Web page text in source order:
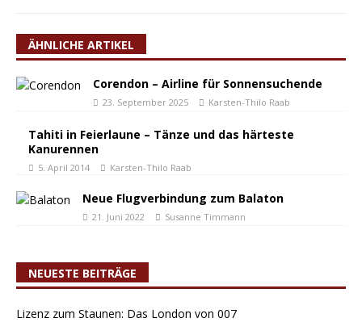
ÄHNLICHE ARTIKEL
Corendon – Airline für Sonnensuchende
23. September 2025 Karsten-Thilo Raab
Tahiti in Feierlaune – Tänze und das härteste
Kanurennen
5. April 2014 Karsten-Thilo Raab
Neue Flugverbindung zum Balaton
21. Juni 2022 Susanne Timmann
NEUESTE BEITRÄGE
Lizenz zum Staunen: Das London von 007